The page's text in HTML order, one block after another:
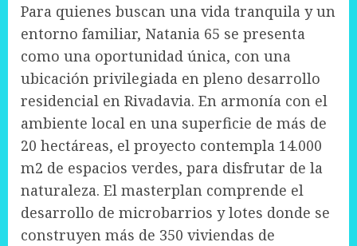
Para quienes buscan una vida tranquila y un
entorno familiar, Natania 65 se presenta
como una oportunidad única, con una
ubicación privilegiada en pleno desarrollo
residencial en Rivadavia. En armonía con el
ambiente local en una superficie de más de
20 hectáreas, el proyecto contempla 14.000
m2 de espacios verdes, para disfrutar de la
naturaleza. El masterplan comprende el
desarrollo de microbarrios y lotes donde se
construyen más de 350 viviendas de